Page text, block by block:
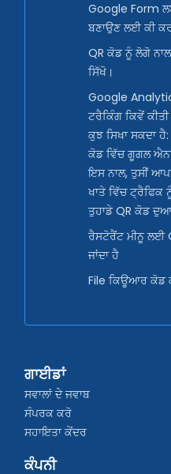
Google Form
ਬਣਾਉਣ ਲਈ ਕੀ
QR ਕੋਡ ਨੂੰ ਲੋਗੋ
ਸਿੱਖੋ।
Google
ਟਰੈਕਿੰਗ ਕਿਵੇਂ
ਕੁਝ ਸਿਖਾ ਸਕਦਾ
ਕੋਡ ਵਿੱਚ ਗੂਗਲ
ਇਸ ਨਾਲ, ਤੁਸੀਂ
ਖਾਤੇ ਵਿੱਚ ਟ੍ਰੈਫਿਕ
ਤੁਹਾਡੇ QR ਕੋਡ
ਰੈਸਟੋਰੈਂਟ ਮੀਨੂ ਲਈ
ਜਾਂਦਾ ਹੈ
File ਕਿਊਆਰ ਕੋਡ
ਗਾਈਡਾਂ
ਸਵਾਲਾਂ ਦੇ ਜਵਾਬ
ਸੰਪਰਕ ਕਰੋ
ਸਹਾਇਤਾ ਕੇਂਦਰ
ਕੰਪਨੀ